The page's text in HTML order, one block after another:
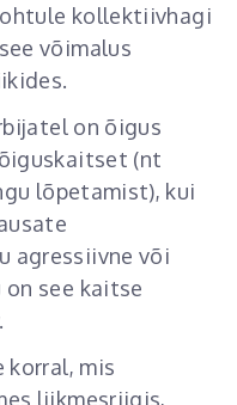
kollektiivhagi
võimalus
on õigus
(nt
lõpetamist), kui
agressiivne või
see kaitse
korral, mis
liikmesriigis,